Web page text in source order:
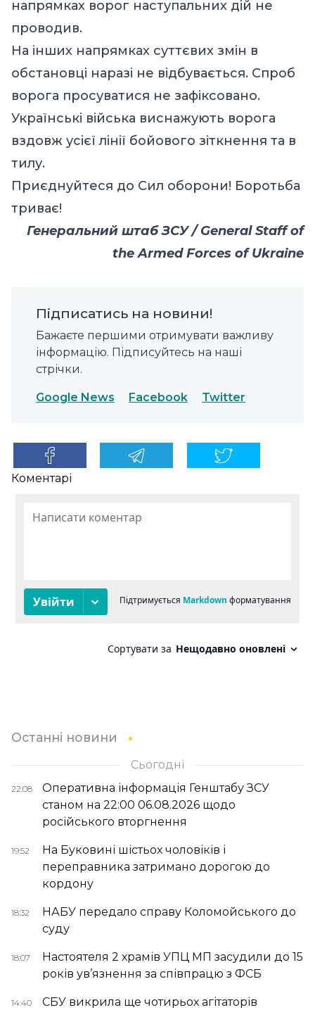
напрямках ворог наступальних дій не
проводив.
На інших напрямках суттєвих змін в
обстановці наразі не відбувається. Спроб
ворога просуватися не зафіксовано.
Українські війська виснажують ворога
вздовж усієї лінії бойового зіткнення та в
тилу.
Приєднуйтеся до Сил оборони! Боротьба
триває!
Генеральний штаб ЗСУ / General Staff of
the Armed Forces of Ukraine
Підписатись на новини!
Бажаєте першими отримувати важливу
інформацію. Підписуйтесь на наші
стрічки.
Google News Facebook Twitter
Коментарі
Останні новини
Сьогодні
22:08
Оперативна інформація Генштабу ЗСУ
станом на 22:00 06.08.2026 щодо
російського вторгнення
19:52
На Буковині шістьох чоловіків і
переправника затримано дорогою до
кордону
18:32
НАБУ передало справу Коломойського до
суду
18:07
Настоятеля 2 храмів УПЦ МП засудили до 15
років ув’язнення за співпрацю з ФСБ
14:40
СБУ викрила ще чотирьох агітаторів